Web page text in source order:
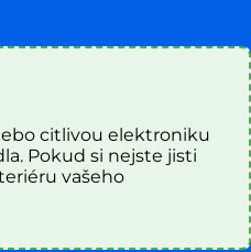
citlivou elektroniku
Pokud si nejste jisti
vašeho